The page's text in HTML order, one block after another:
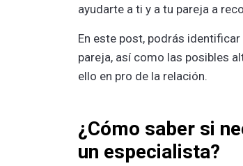
ayudarte a ti y a tu pareja a
En este post, podrás
pareja, así como las posibles
ello en pro de la relación.
¿Cómo saber si
un especialista?